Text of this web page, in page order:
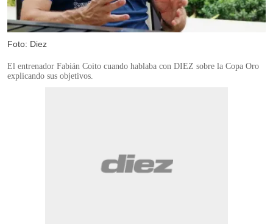
Foto: Diez
El entrenador Fabián Coito cuando hablaba con DIEZ sobre la Copa Oro
explicando sus objetivos.